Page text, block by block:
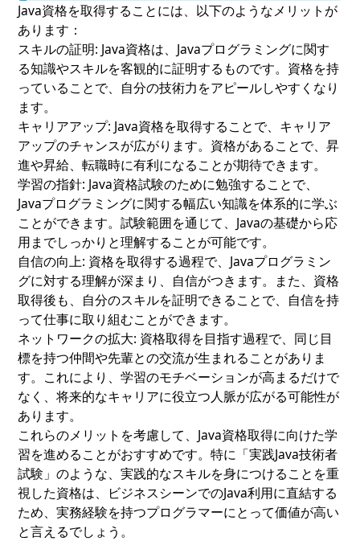
Java資格を取得することには、以下のようなメリットが
あります：
スキルの証明: Java資格は、Javaプログラミングに関す
る知識やスキルを客観的に証明するものです。資格を持
っていることで、自分の技術力をアピールしやすくなり
ます。
キャリアアップ: Java資格を取得することで、キャリア
アップのチャンスが広がります。資格があることで、昇
進や昇給、転職時に有利になることが期待できます。
学習の指針: Java資格試験のために勉強することで、
Javaプログラミングに関する幅広い知識を体系的に学ぶ
ことができます。試験範囲を通じて、Javaの基礎から応
用までしっかりと理解することが可能です。
自信の向上: 資格を取得する過程で、Javaプログラミン
グに対する理解が深まり、自信がつきます。また、資格
取得後も、自分のスキルを証明できることで、自信を持
って仕事に取り組むことができます。
ネットワークの拡大: 資格取得を目指す過程で、同じ目
標を持つ仲間や先輩との交流が生まれることがありま
す。これにより、学習のモチベーションが高まるだけで
なく、将来的なキャリアに役立つ人脈が広がる可能性が
あります。
これらのメリットを考慮して、Java資格取得に向けた学
習を進めることがおすすめです。特に「実践Java技術者
試験」のような、実践的なスキルを身につけることを重
視した資格は、ビジネスシーンでのJava利用に直結する
ため、実務経験を持つプログラマーにとって価値が高い
と言えるでしょう。